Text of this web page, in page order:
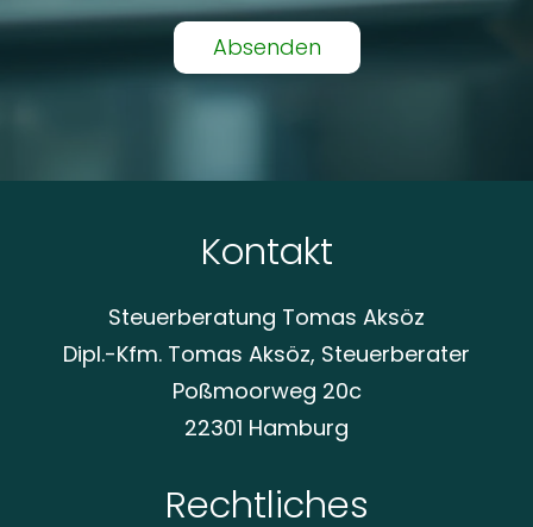
Kontakt
Steuerberatung Tomas Aksöz
Dipl.-Kfm. Tomas Aksöz, Steuerberater
Poßmoorweg 20c
22301 Hamburg
Rechtliches